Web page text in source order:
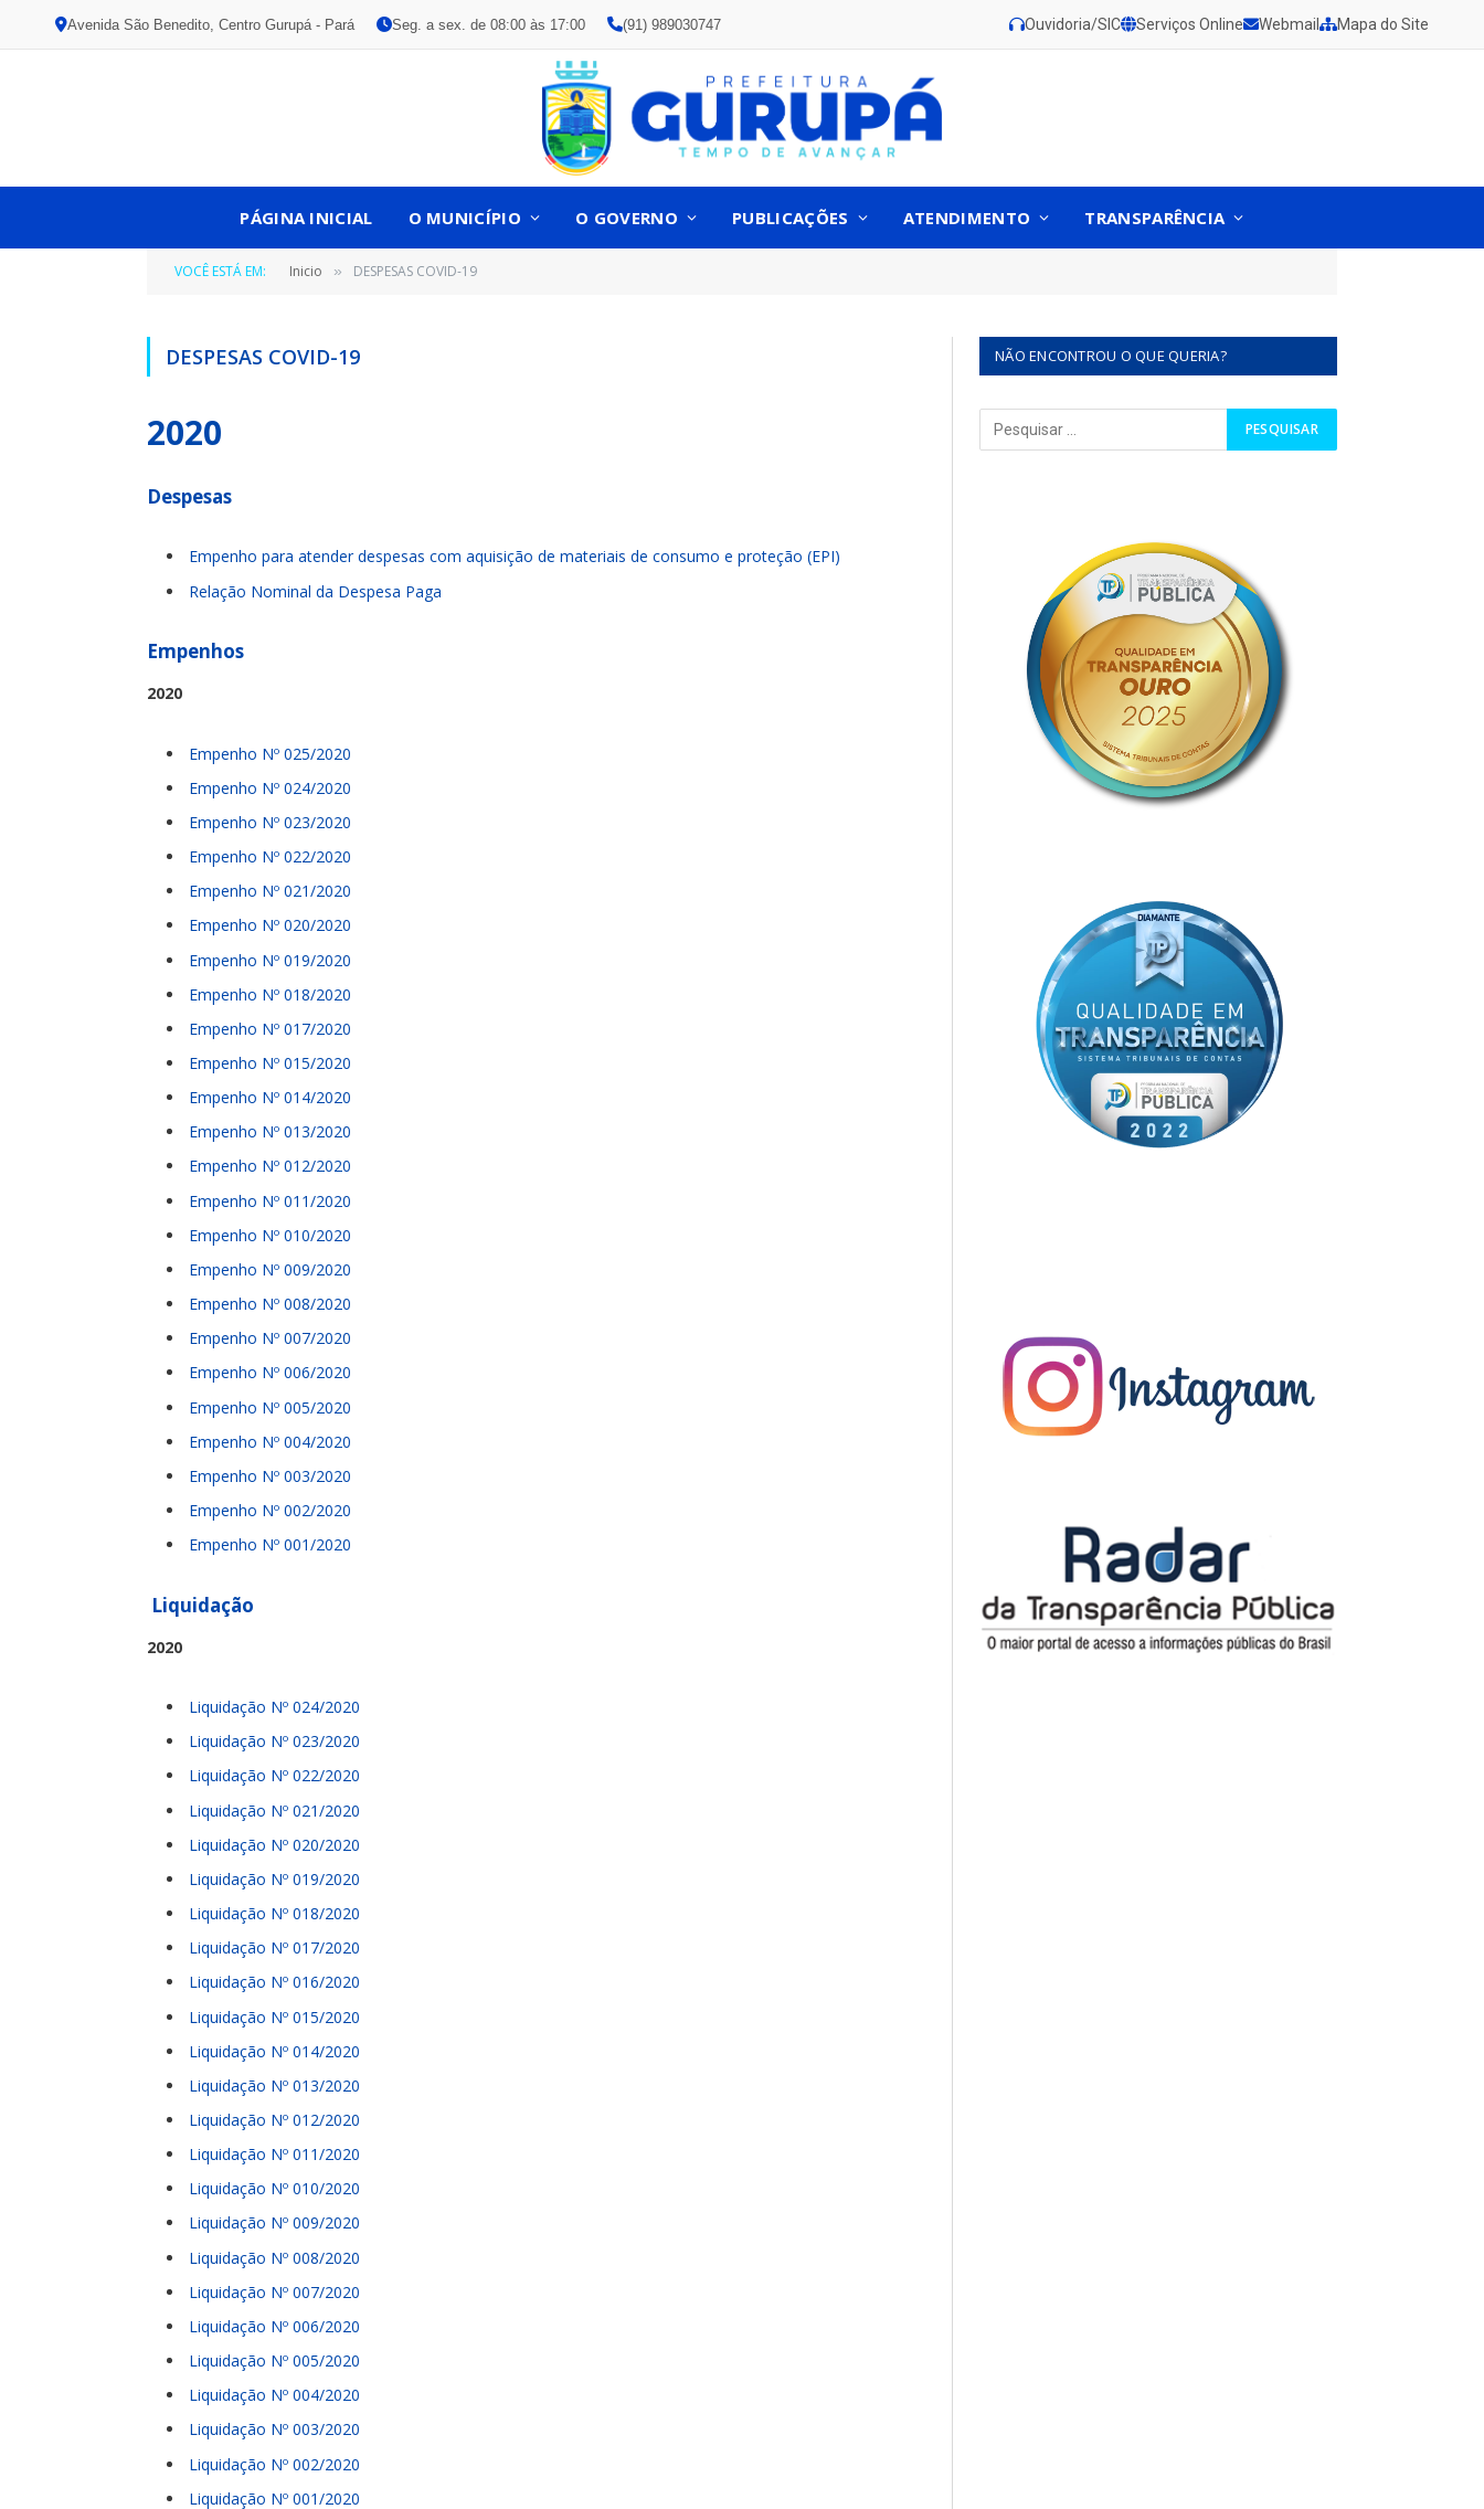
Avenida São Benedito, Centro Gurupá - Pará Seg. a sex. de 08:00 às 17:00 (91) 989030747 Ouvidoria/SIC Serviços Online Webmail Mapa do Site
PÁGINA INICIAL O MUNICÍPIO O GOVERNO PUBLICAÇÕES ATENDIMENTO TRANSPARÊNCIA
VOCÊ ESTÁ EM: Inicio » DESPESAS COVID-19
DESPESAS COVID-19
2020
Despesas
Empenho para atender despesas com aquisição de materiais de consumo e proteção (EPI)
Relação Nominal da Despesa Paga
Empenhos
2020
Empenho Nº 025/2020
Empenho Nº 024/2020
Empenho Nº 023/2020
Empenho Nº 022/2020
Empenho Nº 021/2020
Empenho Nº 020/2020
Empenho Nº 019/2020
Empenho Nº 018/2020
Empenho Nº 017/2020
Empenho Nº 015/2020
Empenho Nº 014/2020
Empenho Nº 013/2020
Empenho Nº 012/2020
Empenho Nº 011/2020
Empenho Nº 010/2020
Empenho Nº 009/2020
Empenho Nº 008/2020
Empenho Nº 007/2020
Empenho Nº 006/2020
Empenho Nº 005/2020
Empenho Nº 004/2020
Empenho Nº 003/2020
Empenho Nº 002/2020
Empenho Nº 001/2020
Liquidação
2020
Liquidação Nº 024/2020
Liquidação Nº 023/2020
Liquidação Nº 022/2020
Liquidação Nº 021/2020
Liquidação Nº 020/2020
Liquidação Nº 019/2020
Liquidação Nº 018/2020
Liquidação Nº 017/2020
Liquidação Nº 016/2020
Liquidação Nº 015/2020
Liquidação Nº 014/2020
Liquidação Nº 013/2020
Liquidação Nº 012/2020
Liquidação Nº 011/2020
Liquidação Nº 010/2020
Liquidação Nº 009/2020
Liquidação Nº 008/2020
Liquidação Nº 007/2020
Liquidação Nº 006/2020
Liquidação Nº 005/2020
Liquidação Nº 004/2020
Liquidação Nº 003/2020
Liquidação Nº 002/2020
Liquidação Nº 001/2020
NÃO ENCONTROU O QUE QUERIA?